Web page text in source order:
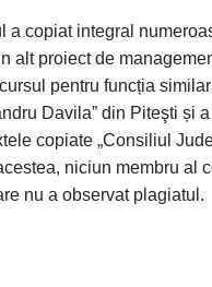
a copiat integral
alt proiect de
pentru funcția
Davila” din Piteşti și
copiate „Consiliul
niciun membru al
nu a observat plagiatul.